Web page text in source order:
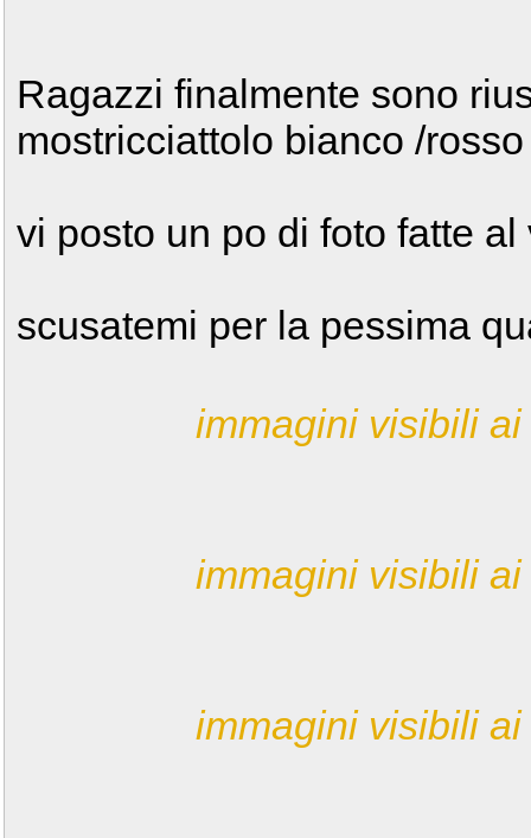
Ragazzi finalmente sono
mostricciattolo bianco /
vi posto un po di foto fatte
scusatemi per la pessima
immagini visibili
immagini visibili
immagini visibili